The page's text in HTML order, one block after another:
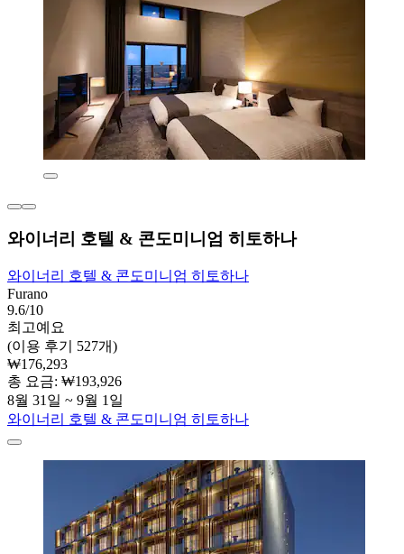
와이너리 호텔 & 콘도미니엄 히토하나
와이너리 호텔 & 콘도미니엄 히토하나
Furano
9.6/10
최고예요
(이용 후기 527개)
₩176,293
총 요금: ₩193,926
8월 31일 ~ 9월 1일
와이너리 호텔 & 콘도미니엄 히토하나